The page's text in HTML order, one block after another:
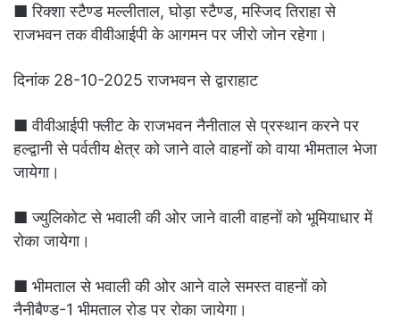
■ रिक्शा स्टैण्ड मल्लीताल, घोड़ा स्टैण्ड, मस्जिद तिराहा से
राजभवन तक वीवीआईपी के आगमन पर जीरो जोन रहेगा।
दिनांक 28-10-2025 राजभवन से द्वाराहाट
■ वीवीआईपी फ्लीट के राजभवन नैनीताल से प्रस्थान करने पर
हल्द्वानी से पर्वतीय क्षेत्र को जाने वाले वाहनों को वाया भीमताल भेजा
जायेगा।
■ ज्युलिकोट से भवाली की ओर जाने वाली वाहनों को भूमियाधार में
रोका जायेगा।
■ भीमताल से भवाली की ओर आने वाले समस्त वाहनों को
नैनीबैण्ड-1 भीमताल रोड पर रोका जायेगा।